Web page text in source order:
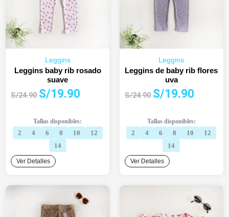
Leggins
Leggins baby rib rosado
suave
S/24.90
El
era:
S/24.90.
S/19.90
es:
S/19.90.
Tallas disponibles:
2 4 6 8 10
12
14
Ver Detalles
Leggins
Leggins de baby rib flores
uva
S/24.90
El
era:
S/24.90.
S/19.90
es:
S/19.90.
Tallas disponibles:
2 4 6 8 10
12
14
Ver Detalles